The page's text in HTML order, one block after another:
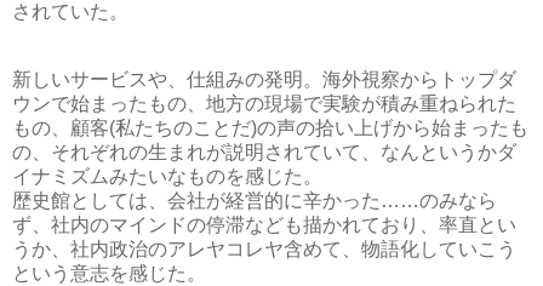
されていた。
新しいサービスや、仕組みの発明。海外視察からトップダ
ウンで始まったもの、地方の現場で実験が積み重ねられた
もの、顧客(私たちのことだ)の声の拾い上げから始まったも
の、それぞれの生まれが説明されていて、なんというかダ
イナミズムみたいなものを感じた。
歴史館としては、会社が経営的に辛かった……のみなら
ず、社内のマインドの停滞なども描かれており、率直とい
うか、社内政治のアレヤコレヤ含めて、物語化していこう
という意志を感じた。